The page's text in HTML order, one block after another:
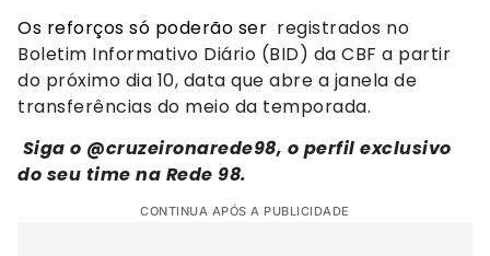
Os reforços só poderão ser registrados no
Boletim Informativo Diário (BID) da CBF a partir
do próximo dia 10, data que abre a janela de
transferências do meio da temporada.
Siga o @cruzeironarede98, o perfil exclusivo
do seu time na Rede 98.
CONTINUA APÓS A PUBLICIDADE